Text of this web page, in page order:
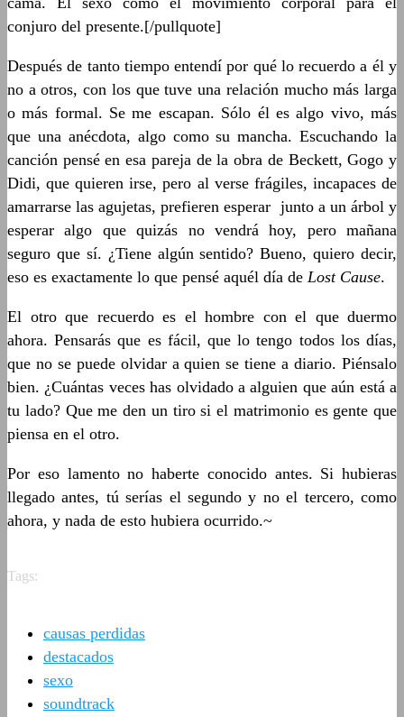
conjuro del presente.[/pullquote]
Después de tanto tiempo entendí por qué lo recuerdo a él y
no a otros, con los que tuve una relación mucho más larga
o más formal. Se me escapan. Sólo él es algo vivo, más
que una anécdota, algo como su mancha. Escuchando la
canción pensé en esa pareja de la obra de Beckett, Gogo y
Didi, que quieren irse, pero al verse frágiles, incapaces de
amarrarse las agujetas, prefieren esperar junto a un árbol y
esperar algo que quizás no vendrá hoy, pero mañana
seguro que sí. ¿Tiene algún sentido? Bueno, quiero decir,
eso es exactamente lo que pensé aquél día de Lost Cause.
El otro que recuerdo es el hombre con el que duermo
ahora. Pensarás que es fácil, que lo tengo todos los días,
que no se puede olvidar a quien se tiene a diario. Piénsalo
bien. ¿Cuántas veces has olvidado a alguien que aún está a
tu lado? Que me den un tiro si el matrimonio es gente que
piensa en el otro.
Por eso lamento no haberte conocido antes. Si hubieras
llegado antes, tú serías el segundo y no el tercero, como
ahora, y nada de esto hubiera ocurrido.~
Tags:
causas perdidas
destacados
sexo
soundtrack